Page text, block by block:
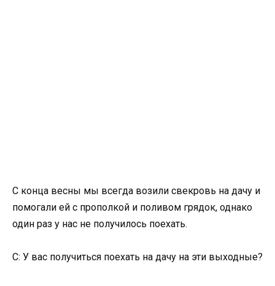
С конца весны мы всегда возили свекровь на дачу и
помогали ей с прополкой и поливом грядок, однако
один раз у нас не получилось поехать.
С: У вас получиться поехать на дачу на эти выходные?